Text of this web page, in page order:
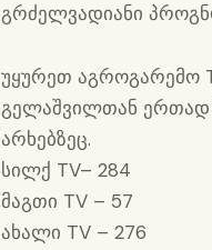
გრძელვადიანი
უყურეთ აგროგარემო
გელაშვილთან ერთად
არხებზეც.
სილქ TV– 284
მაგთი TV – 57
ახალი TV – 276